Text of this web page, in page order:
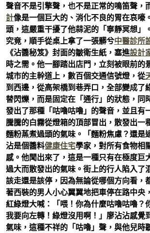
聲音不是引擎聲，也不是正常的鳴笛聲，
計像是一個巨大的、消化不良的胃在哀嚎
頭，這嚴重干擾了他蒜泥的「寧靜冥想」
究竟，順手從桌上拿了一張髒兮中醫診所
《沾醬秘笈》封面的皺衛生紙，塞進設計
時之需。他一腳踏出店門，立刻被眼前的
城市的主幹道上，數百個交通信號燈，從
到西邊，從高架橋到巷弄口，全部變成了
替閃爍，而是固定在「通行」的狀態，同
發出了那種「咕嚕咕嚕」的聲音，並且有
騰騰的白霧從燈箱的頂部冒出，散發出
麵粉蒸煮過頭的氣味。「麵粉焦慮？還是
沾是個醬料健康住宅學家，對所有食物相
感。他聞出來了，這是一種只有在極度巨
過大而散發出的氣味。街上的行人陷入了
該走還是該停，因為無論從哪個方向看，
著西裝的男人小心翼翼地把車停在路中央
紅綠燈大喊：「喂！你為什麼咕嚕咕嚕？
我要向左轉！綠燈沒用啊！」廖沾沾感覺
氣味，這種不祥的「咕嚕」聲，與他兒時